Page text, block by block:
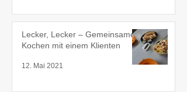
Lecker, Lecker – Gemeinsames
Kochen mit einem Klienten
12. Mai 2021